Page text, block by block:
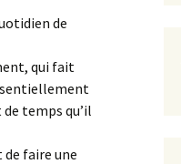
de
qui fait
temps qu’il
faire une